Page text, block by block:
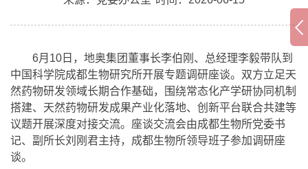
6月10日，地奥集团董事长李伯刚、总经理李毅带队到
中国科学院成都生物研究所开展专题调研座谈。双方立足天
然药物研发领域长期合作基础，围绕常态化产学研协同机制
搭建、天然药物研发成果产业化落地、创新平台联合共建等
议题开展深度对接交流。座谈交流会由成都生物所党委书
记、副所长刘刚君主持，成都生物所领导班子参加调研座
谈。